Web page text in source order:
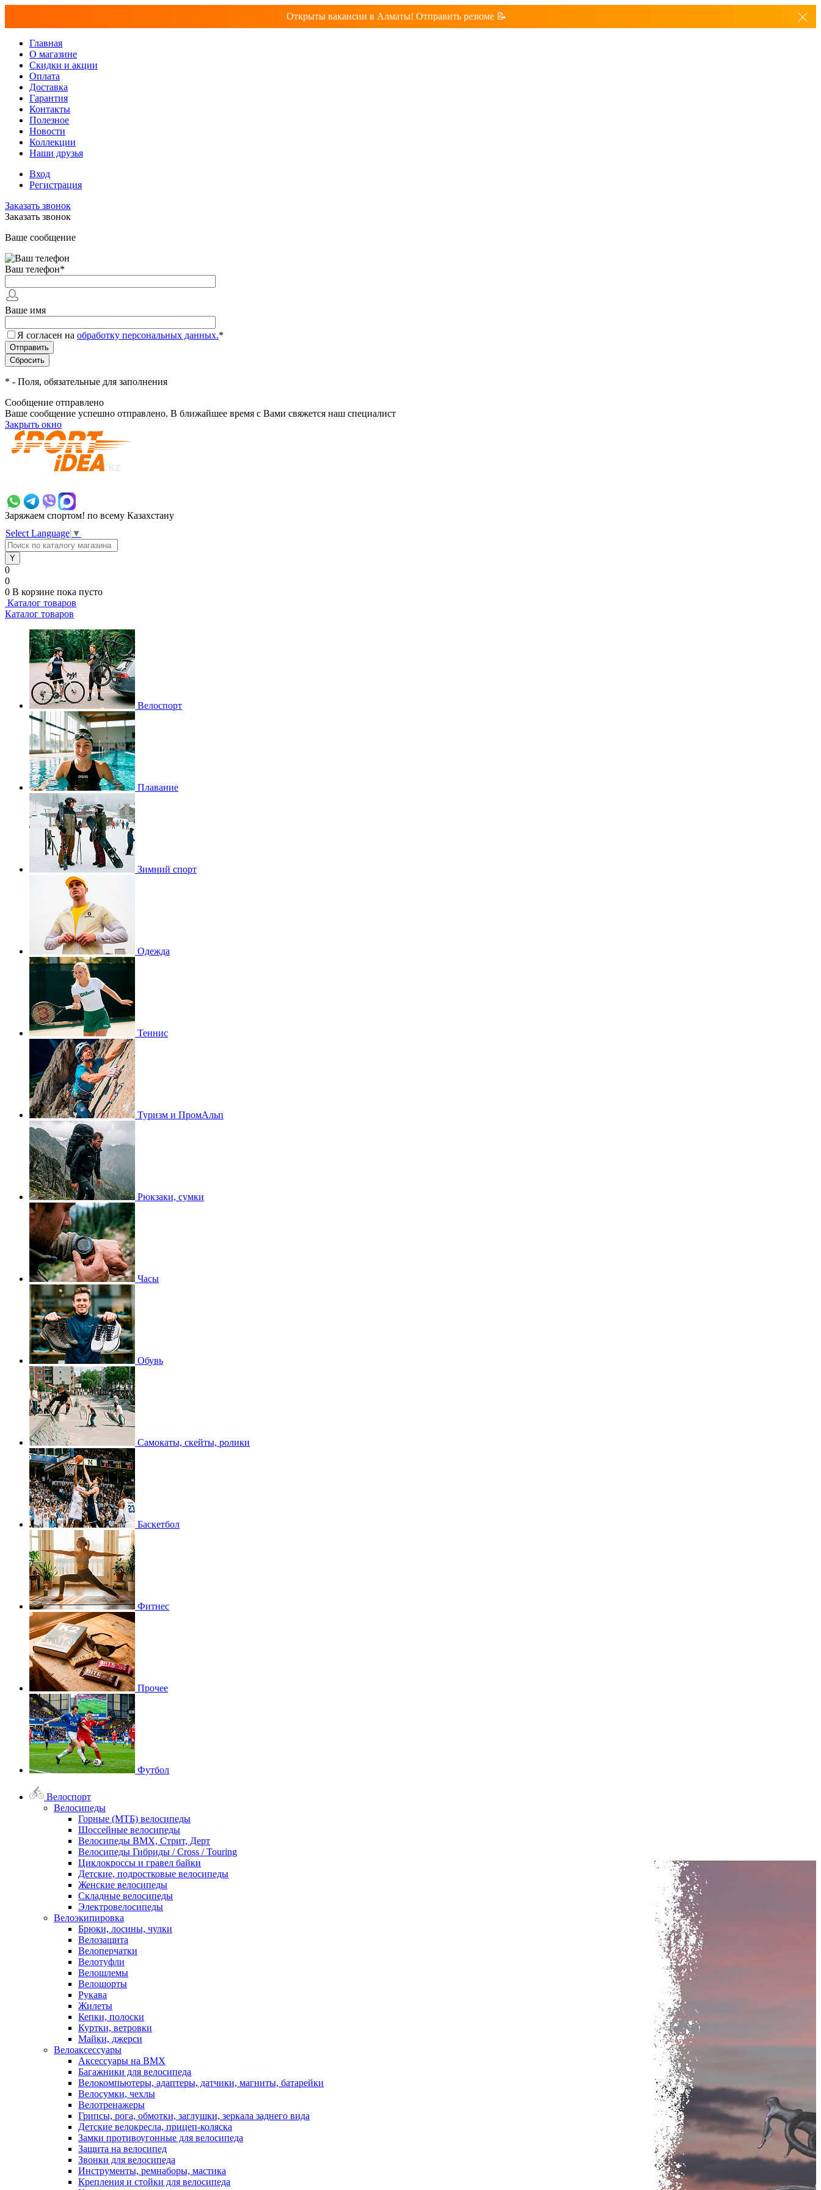
Открыты вакансии в Алматы! Отправить резюме 📝
Главная
О магазине
Скидки и акции
Оплата
Доставка
Гарантия
Контакты
Полезное
Новости
Коллекции
Наши друзья
Вход
Регистрация
Заказать звонок
Заказать звонок
Ваше сообщение
Ваш телефон*
Ваше имя
Я согласен на обработку персональных данных.*
* - Поля, обязательные для заполнения
Сообщение отправлено
Ваше сообщение успешно отправлено. В ближайшее время с Вами свяжется наш специалист
Закрыть окно
Заряжаем спортом! по всему Казахстану
Select Language ▼
0
0
0 В корзине пока пусто
Каталог товаров
Каталог товаров
Велоспорт
Плавание
Зимний спорт
Одежда
Теннис
Туризм и ПромАльп
Рюкзаки, сумки
Часы
Обувь
Самокаты, скейты, ролики
Баскетбол
Фитнес
Прочее
Футбол
Велоспорт
Велосипеды
Горные (МТБ) велосипеды
Шоссейные велосипеды
Велосипеды BMX, Стрит, Дерт
Велосипеды Гибриды / Cross / Touring
Циклокроссы и гравел байки
Детские, подростковые велосипеды
Женские велосипеды
Складные велосипеды
Электровелосипеды
Велоэкипировка
Брюки, лосины, чулки
Велозащита
Велоперчатки
Велотуфли
Велошлемы
Велошорты
Рукава
Жилеты
Кепки, полоски
Куртки, ветровки
Майки, джерси
Велоаксессуары
Аксессуары на BMX
Багажники для велосипеда
Велокомпьютеры, адаптеры, датчики, магниты, батарейки
Велосумки, чехлы
Велотренажеры
Грипсы, рога, обмотки, заглушки, зеркала заднего вида
Детские велокресла, прицеп-коляска
Замки противоугонные для велосипеда
Защита на велосипед
Звонки для велосипеда
Инструменты, ремнаборы, мастика
Крепления и стойки для велосипеда